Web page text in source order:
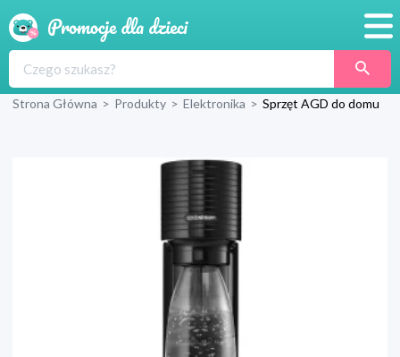
Produkty
Blog
Wyprawka
Strona Główna > Produkty > Elektronika > Sprzęt AGD do domu